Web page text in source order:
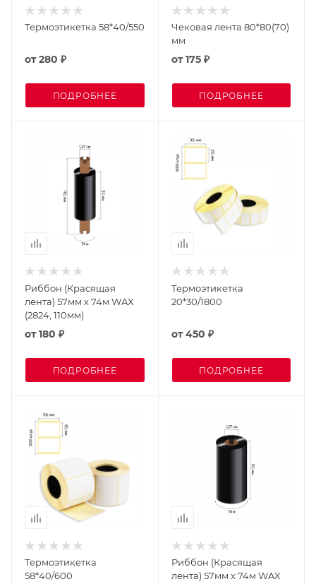
Термоэтикетка 58*40/550
от280 ₽
ПОДРОБНЕЕ
Чековая лента 80*80(70)
мм
от175 ₽
ПОДРОБНЕЕ
Риббон (Красящая
лента) 57мм х 74м WAX
(2824, 110мм)
от180 ₽
ПОДРОБНЕЕ
Термоэтикетка
20*30/1800
от450 ₽
ПОДРОБНЕЕ
Термоэтикетка
58*40/600
Риббон (Красящая
лента) 57мм х 74м WAX